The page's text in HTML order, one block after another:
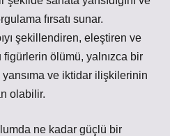
fırsatı sunar.
şekillendiren, eleştiren ve
ölümü, yalnızca bir
ve iktidar ilişkilerinin
olabilir.
ne kadar güçlü bir